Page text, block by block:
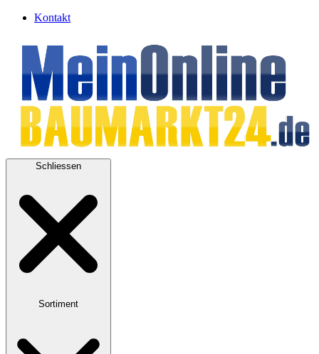
Kontakt
Schliessen
Sortiment